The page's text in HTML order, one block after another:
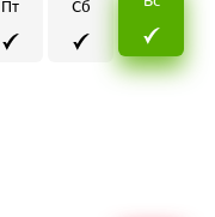
Пт Сб